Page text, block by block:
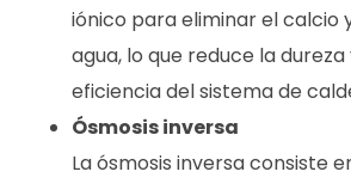
iónico para eliminar el calcio
agua, lo que reduce la
eficiencia del sistema de
Ósmosis inversa
La ósmosis inversa consiste